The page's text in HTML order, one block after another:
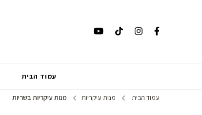
עמוד הבית
עמוד הבית מנות עיקריות מנות עיקריות בשריות